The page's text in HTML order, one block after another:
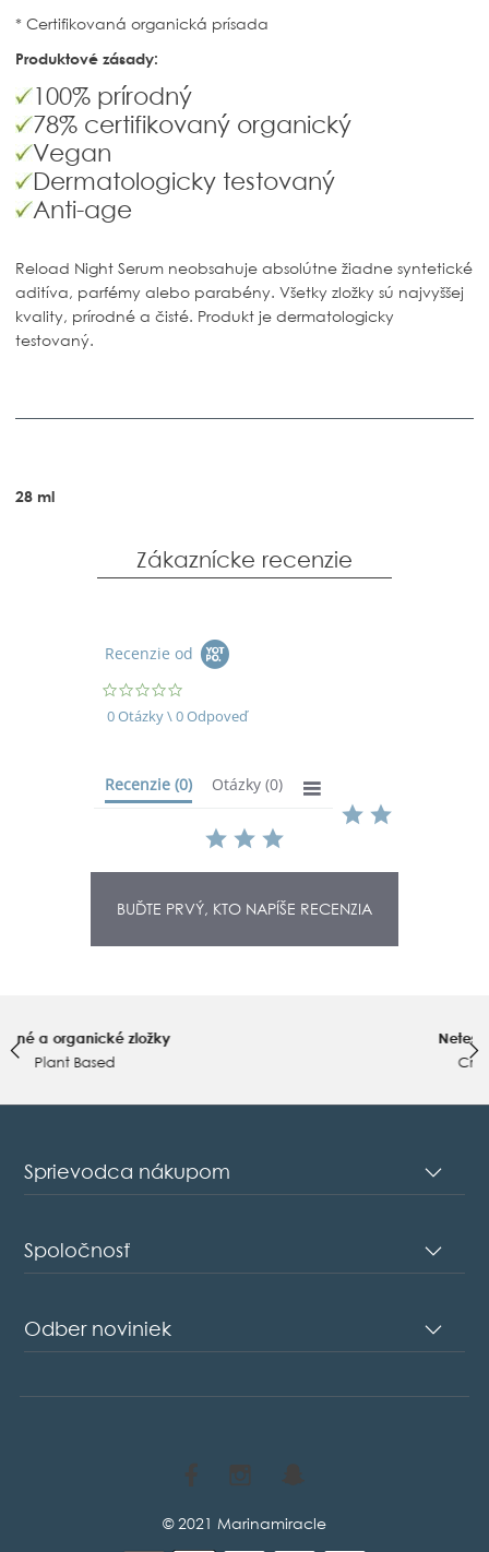
* Certifikovaná organická prísada
Produktové zásady:
100% prírodný
78% certifikovaný organický
Vegan
Dermatologicky testovaný
Anti-age
Reload Night Serum neobsahuje absolútne žiadne syntetické
aditíva, parfémy alebo parabény. Všetky zložky sú najvyššej
kvality, prírodné a čisté. Produkt je dermatologicky
testovaný.
28 ml
Zákaznícke recenzie
Recenzie od
0.0
star
rating
0 Otázky \ 0 Odpoveď
Recenzie (0) Otázky (0)
BUĎTE PRVÝ, KTO NAPÍŠE RECENZIA
Sprievodca nákupom
Spoločnosť
Odber noviniek
© 2021 Marinamiracle